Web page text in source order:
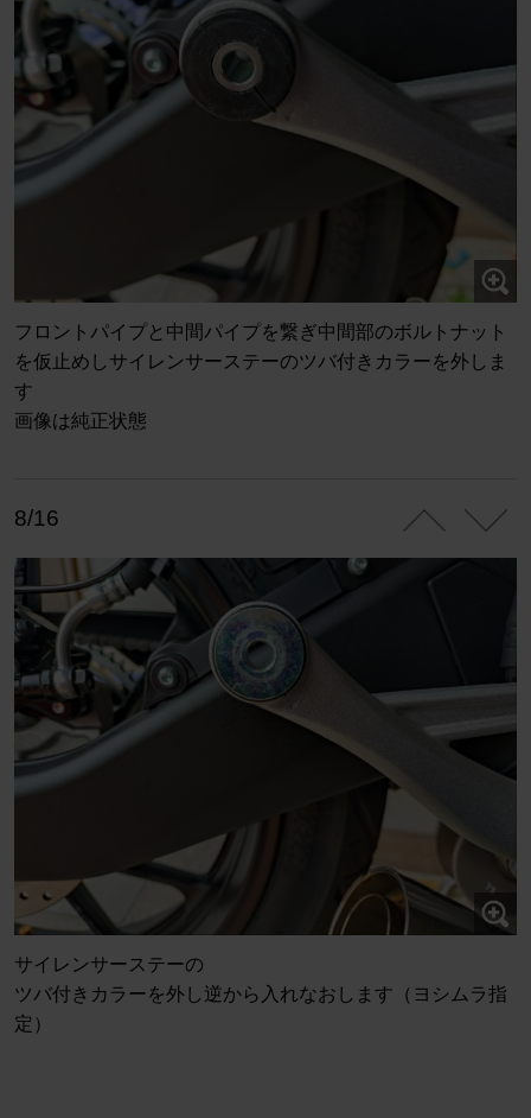
フロントパイプと中間パイプを繋ぎ中間部のボルトナット
を仮止めしサイレンサーステーのツバ付きカラーを外しま
す
画像は純正状態
8/16
サイレンサーステーの
ツバ付きカラーを外し逆から入れなおします（ヨシムラ指
定）